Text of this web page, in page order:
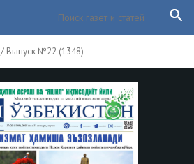
/ Выпуск №22 (1348)